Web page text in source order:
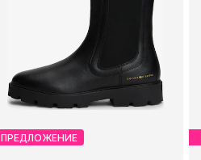
ПРЕДЛОЖЕНИЕ